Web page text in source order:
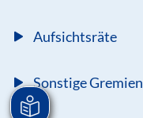
Aufsichtsräte
Sonstige Gremien